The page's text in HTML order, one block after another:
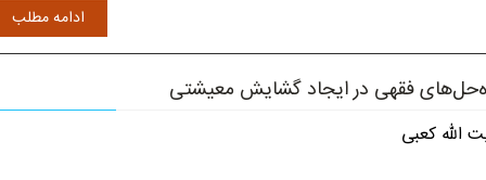
ادامه مطلب
فقهی در ایجاد گشایش معیشتی
الله کعبی